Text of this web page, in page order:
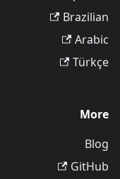
Brazilian
Arabic
Türkçe
More
Blog
GitHub